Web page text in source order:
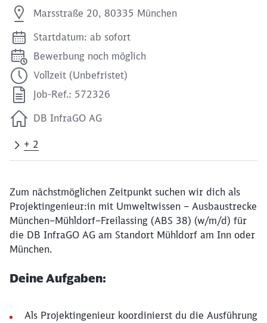
Marsstraße 20, 80335 München
Startdatum: ab sofort
Bewerbung noch möglich
Vollzeit (Unbefristet)
Job-Ref.: 572326
DB InfraGO AG
+ 2
Zum nächstmöglichen Zeitpunkt suchen wir dich als
Projektingenieur:in mit Umweltwissen – Ausbaustrecke
München–Mühldorf–Freilassing (ABS 38) (w/m/d) für
die DB InfraGO AG am Standort Mühldorf am Inn oder
München.
Deine Aufgaben:
Als Projektingenieur koordinierst du die Ausführung